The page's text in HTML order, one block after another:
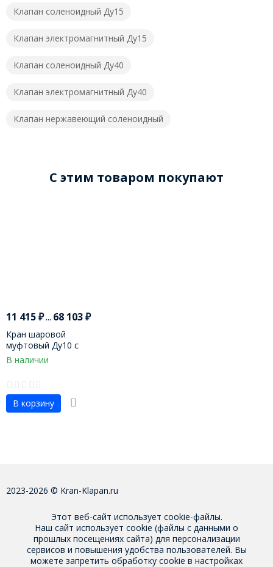
Клапан соленоидный Ду15
Клапан электромагнитный Ду15
Клапан соленоидный Ду40
Клапан электромагнитный Ду40
Клапан нержавеющий соленоидный
C этим товаром покупают
11 415₽... 68 103₽
Кран шаровой
муфтовый Ду10 с
пневмоприводом
В наличии
В корзину
2023-2026 © Kran-Klapan.ru
Этот веб-сайт использует cookie-файлы.
Наш сайт использует cookie (файлы с данными о
прошлых посещениях сайта) для персонализации
сервисов и повышения удобства пользователей. Вы
можете запретить обработку cookie в настройках